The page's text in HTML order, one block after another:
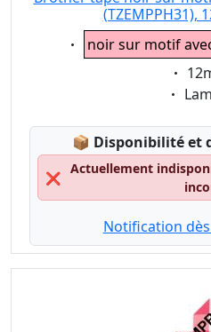
(TZEMPPH31),
Eigenschaft:
noir sur motif
📦 Lagerstatus:
Disponibilité et
❌
Actuellement
Notification